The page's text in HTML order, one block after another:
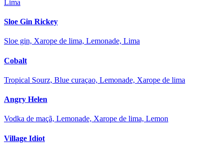
Lima
Sloe Gin Rickey
Sloe gin, Xarope de lima, Lemonade, Lima
Cobalt
Tropical Sourz, Blue curaçao, Lemonade, Xarope de lima
Angry Helen
Vodka de maçã, Lemonade, Xarope de lima, Lemon
Village Idiot